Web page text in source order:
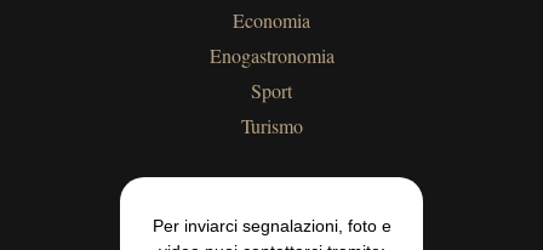
Economia
Enogastronomia
Sport
Turismo
Per inviarci segnalazioni, foto e